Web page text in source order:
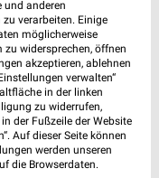
14,7 km
2026
und anderen
verarbeiten. Einige
möglicherweise
zu widersprechen, öffnen
akzeptieren, ablehnen
verwalten“
in der linken
zu widerrufen,
der Fußzeile der Website
Auf dieser Seite können
werden unseren
die Browserdaten.